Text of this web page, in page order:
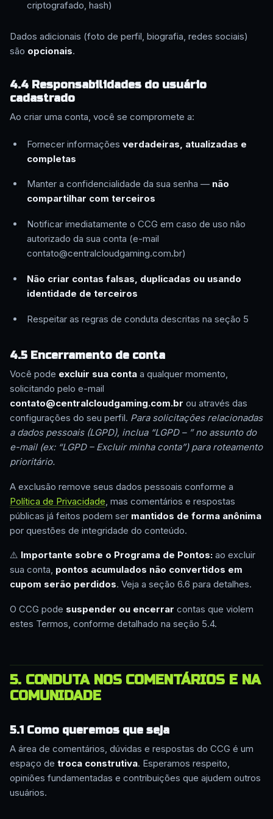
criptografado, hash)
Dados adicionais (foto de perfil, biografia, redes sociais)
são opcionais.
4.4 Responsabilidades do usuário
cadastrado
Ao criar uma conta, você se compromete a:
Fornecer informações verdadeiras, atualizadas e
completas
Manter a confidencialidade da sua senha — não
compartilhar com terceiros
Notificar imediatamente o CCG em caso de uso não
autorizado da sua conta (e-mail
contato@centralcloudgaming.com.br)
Não criar contas falsas, duplicadas ou usando
identidade de terceiros
Respeitar as regras de conduta descritas na seção 5
4.5 Encerramento de conta
Você pode excluir sua conta a qualquer momento,
solicitando pelo e-mail
contato@centralcloudgaming.com.br ou através das
configurações do seu perfil. Para solicitações relacionadas
a dados pessoais (LGPD), inclua “LGPD – ” no assunto do
e-mail (ex: “LGPD – Excluir minha conta”) para roteamento
prioritário.
A exclusão remove seus dados pessoais conforme a
Política de Privacidade , mas comentários e respostas
públicas já feitos podem ser mantidos de forma anônima
por questões de integridade do conteúdo.
⚠️ Importante sobre o Programa de Pontos: ao excluir
sua conta, pontos acumulados não convertidos em
cupom serão perdidos. Veja a seção 6.6 para detalhes.
O CCG pode suspender ou encerrar contas que violem
estes Termos, conforme detalhado na seção 5.4.
5. CONDUTA NOS COMENTÁRIOS E NA
COMUNIDADE
5.1 Como queremos que seja
A área de comentários, dúvidas e respostas do CCG é um
espaço de troca construtiva. Esperamos respeito,
opiniões fundamentadas e contribuições que ajudem outros
usuários.